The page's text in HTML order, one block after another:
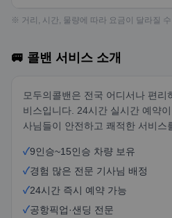
※ 거리, 시간, 물량에 따라 요금이 달라질
🚐 콜밴 서비스 소개
모두의콜밴은 전국 어디서나 편리
비스입니다. 24시간 실시간 예약
사님들이 안전하고 쾌적한 서비스
✓9인승~15인승 차량 보유
✓경험 많은 전문 기사님 배정
✓24시간 즉시 예약 가능
✓공항픽업·샌딩 전문